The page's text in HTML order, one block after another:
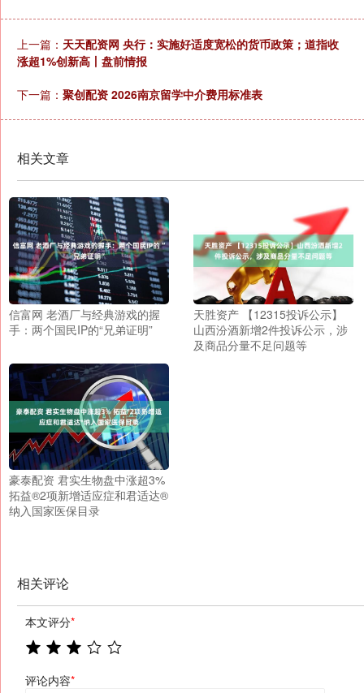
上一篇： 天天配资网 央行：实施好适度宽松的货币政策；道指收
涨超1%创新高丨盘前情报
下一篇： 聚创配资 2026南京留学中介费用标准表
相关文章
信富网 老酒厂与经典游戏的握
手：两个国民IP的“兄弟证明”
天胜资产 【12315投诉公示】
山西汾酒新增2件投诉公示，涉
及商品分量不足问题等
豪泰配资 君实生物盘中涨超3%
拓益®2项新增适应症和君适达®
纳入国家医保目录
相关评论
本文评分*
评论内容*